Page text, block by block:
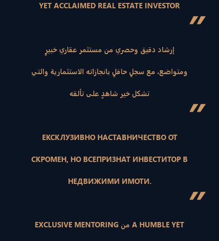
YET ACCLAIMED REAL ESTATE INVESTOR ” إرشاد دقيق وحصري من مستثمر عقاري خبيرٍ
ومتواضع، مع سجلٍ حافلٍ بانجازاته الاستثمارية والتي
تشكل خير شاهدٍ على تألقه ”
ЕКСКЛУЗИВНО НАСТАВНИЧЕСТВО ОТ
СКРОМЕН, НО ВСЕПРИЗНАТ ИНВЕСТИТОР В
НЕДВИЖИМИ ИМОТИ. ” EXCLUSIVE MENTORING من A HUMBLE YET